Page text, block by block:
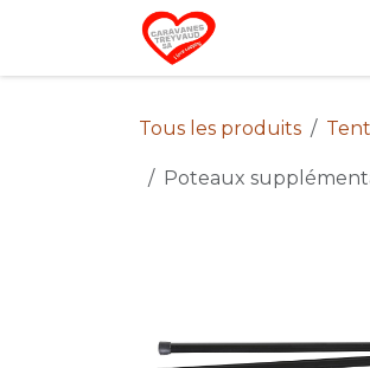
Se rendre au contenu
Tous les produits
Poteaux